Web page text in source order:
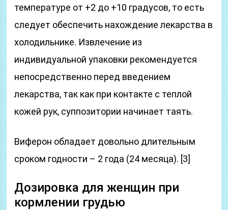
температуре от +2 до +10 градусов, то есть
следует обеспечить нахождение лекарства в
холодильнике. Извлечение из
индивидуальной упаковки рекомендуется
непосредственно перед введением
лекарства, так как при контакте с теплой
кожей рук, суппозитории начинает таять.
Виферон обладает довольно длительным
сроком годности – 2 года (24 месяца). [3]
Дозировка для женщин при
кормлении грудью